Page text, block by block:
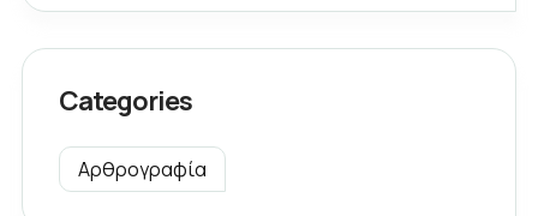
Categories
Αρθρογραφία